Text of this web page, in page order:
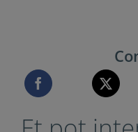
ser els equips
educatius.